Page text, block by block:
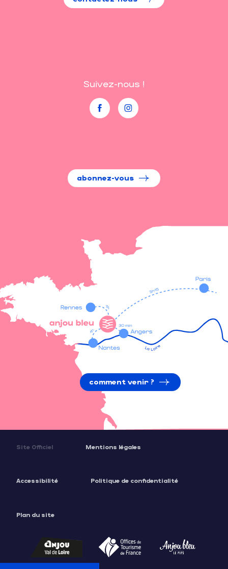
Prestations
Suivez-nous !
abonnez-vous
comment venir ?
Site Officiel Mentions légales
Accessibilité Politique de confidentialité
Plan du site